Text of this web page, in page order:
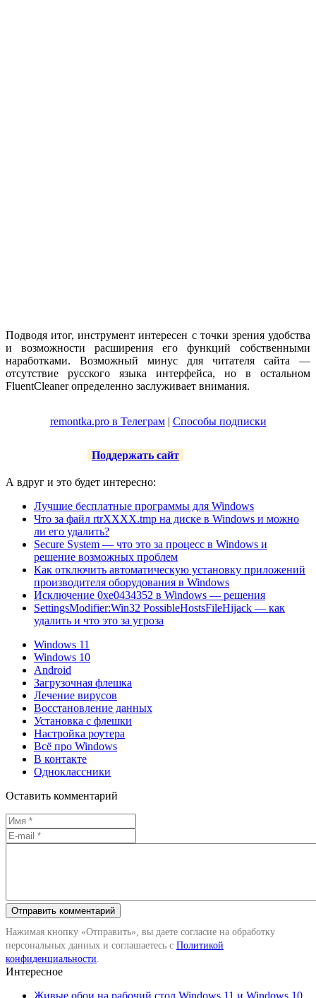
Подводя итог, инструмент интересен с точки зрения удобства
и возможности расширения его функций собственными
наработками. Возможный минус для читателя сайта —
отсутствие русского языка интерфейса, но в остальном
FluentCleaner определенно заслуживает внимания.
remontka.pro в Телеграм| Способы подписки
Поддержать сайт
А вдруг и это будет интересно:
Лучшие бесплатные программы для Windows
Что за файл rtrXXXX.tmp на диске в Windows и можно
ли его удалить?
Secure System — что это за процесс в Windows и
решение возможных проблем
Как отключить автоматическую установку приложений
производителя оборудования в Windows
Исключение 0xe0434352 в Windows — решения
SettingsModifier:Win32 PossibleHostsFileHijack — как
удалить и что это за угроза
Windows 11
Windows 10
Android
Загрузочная флешка
Лечение вирусов
Восстановление данных
Установка с флешки
Настройка роутера
Всё про Windows
В контакте
Одноклассники
Оставить комментарий
Нажимая кнопку «Отправить», вы даете согласие на обработку
персональных данных и соглашаетесь с Политикой
конфиденциальности
Интересное
Живые обои на рабочий стол Windows 11 и Windows 10